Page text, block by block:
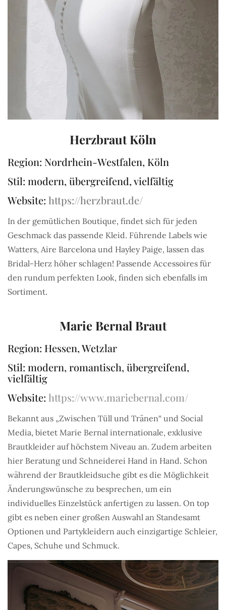
Herzbraut Köln
Region: Nordrhein-Westfalen, Köln
Stil: modern, übergreifend, vielfältig
Website: https://herzbraut.de/
In der gemütlichen Boutique, findet sich für jeden
Geschmack das passende Kleid. Führende Labels wie
Watters, Aire Barcelona und Hayley Paige, lassen das
Bridal-Herz höher schlagen! Passende Accessoires für
den rundum perfekten Look, finden sich ebenfalls im
Sortiment.
Marie Bernal Braut
Region: Hessen, Wetzlar
Stil: modern, romantisch, übergreifend,
vielfältig
Website: https://www.mariebernal.com/
Bekannt aus „Zwischen Tüll und Tränen“ und Social
Media, bietet Marie Bernal internationale, exklusive
Brautkleider auf höchstem Niveau an. Zudem arbeiten
hier Beratung und Schneiderei Hand in Hand. Schon
während der Brautkleidsuche gibt es die Möglichkeit
Änderungswünsche zu besprechen, um ein
individuelles Einzelstück anfertigen zu lassen. On top
gibt es neben einer großen Auswahl an Standesamt
Optionen und Partykleidern auch einzigartige Schleier,
Capes, Schuhe und Schmuck.